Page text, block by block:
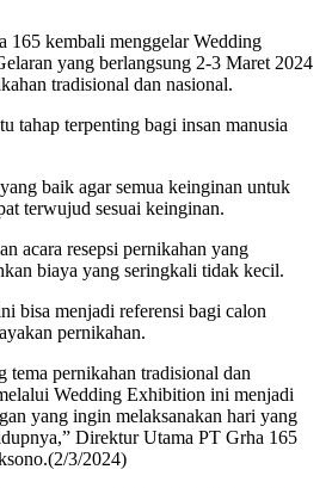
165 kembali menggelar Wedding
yang berlangsung 2-3 Maret 2024
tradisional dan nasional.
tahap terpenting bagi insan manusia
baik agar semua keinginan untuk
terwujud sesuai keinginan.
acara resepsi pernikahan yang
biaya yang seringkali tidak kecil.
bisa menjadi referensi bagi calon
pernikahan.
tema pernikahan tradisional dan
Wedding Exhibition ini menjadi
yang ingin melaksanakan hari yang
Direktur Utama PT Grha 165
3/2024)